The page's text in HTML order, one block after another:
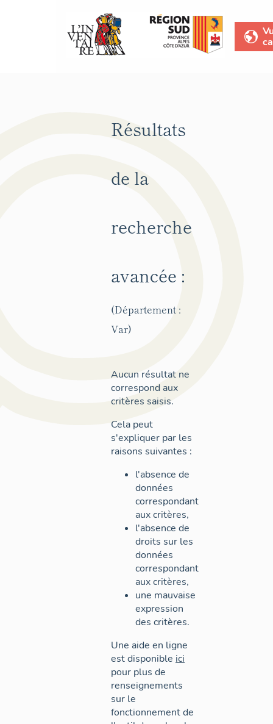
Résultats
de la
recherche
avancée :
(Département :
Var)
Aucun résultat ne
correspond aux
critères saisis.
Cela peut
s'expliquer par les
raisons suivantes :
l'absence de
données
correspondant
aux critères,
l'absence de
droits sur les
données
correspondant
aux critères,
une mauvaise
expression
des critères.
Une aide en ligne
est disponible ici
pour plus de
renseignements
sur le
fonctionnement de